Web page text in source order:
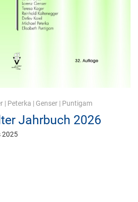
| Peterka | Genser | Puntigam
Jahrbuch 2026
2025